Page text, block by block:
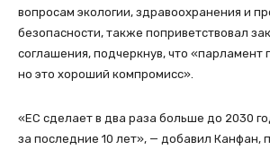
вопросам экологии, здравоохранения и
безопасности, также поприветствовал
соглашения, подчеркнув, что «парламент
но это хороший компромисс».
«ЕС сделает в два раза больше до 2030
за последние 10 лет», — добавил Канфан,